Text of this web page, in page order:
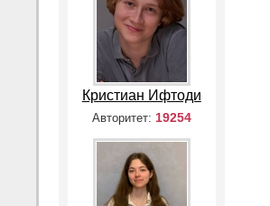
Кристиан Ифтоди
Авторитет: 19254